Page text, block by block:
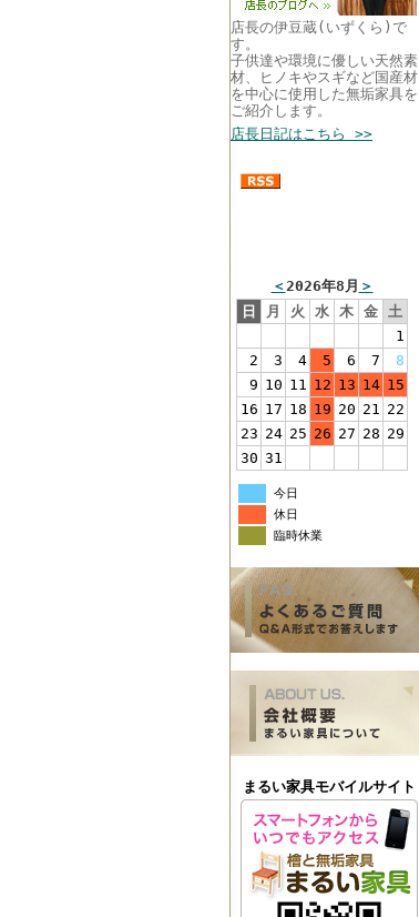
店長の伊豆蔵(いずくら)で
す。
子供達や環境に優しい天然素
材、ヒノキやスギなど国産材
を中心に使用した無垢家具を
ご紹介します。
店長日記はこちら >>
＜2026年8月 ＞
日
月 火 水 木 金 土
1
2
3 4 5 6 7
8
9 10 11 12 13 14 15
16 17 18 19 20 21 22
23 24 25 26 27 28 29
30 31
今日
休日
臨時休業
まるい家具モバイルサイト